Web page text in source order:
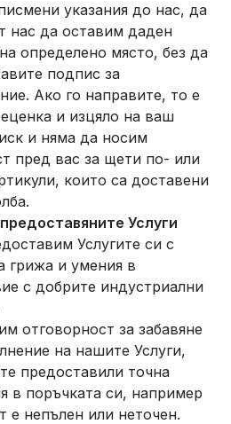
указания до нас, да
нас да оставим даден
определено място, без да
подпис за
Ако го направите, то е
и изцяло на ваш
и няма да носим
пред вас за щети по- или
които са доставени
Услуги
Услугите си с
грижа и умения в
с добрите индустриални
отговорност за забавяне
на нашите Услуги,
предоставили точна
в поръчката си, например
е непълен или неточен.